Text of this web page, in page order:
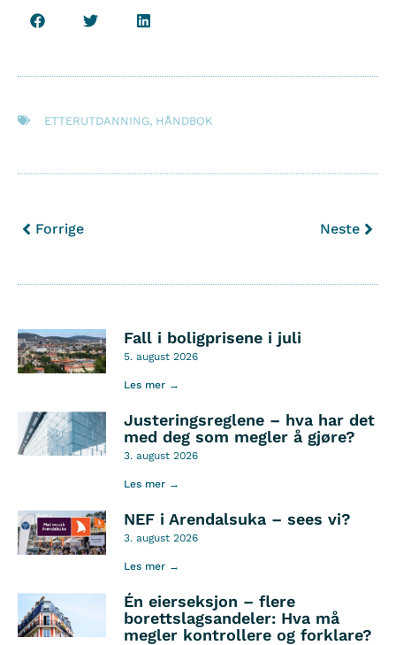
ETTERUTDANNING, HÅNDBOK
Forrige Neste
Fall i boligprisene i juli
5. august 2026
Les mer →
Justeringsreglene – hva har det
med deg som megler å gjøre?
3. august 2026
Les mer →
NEF i Arendalsuka – sees vi?
3. august 2026
Les mer →
Én eierseksjon – flere
borettslagsandeler: Hva må
megler kontrollere og forklare?